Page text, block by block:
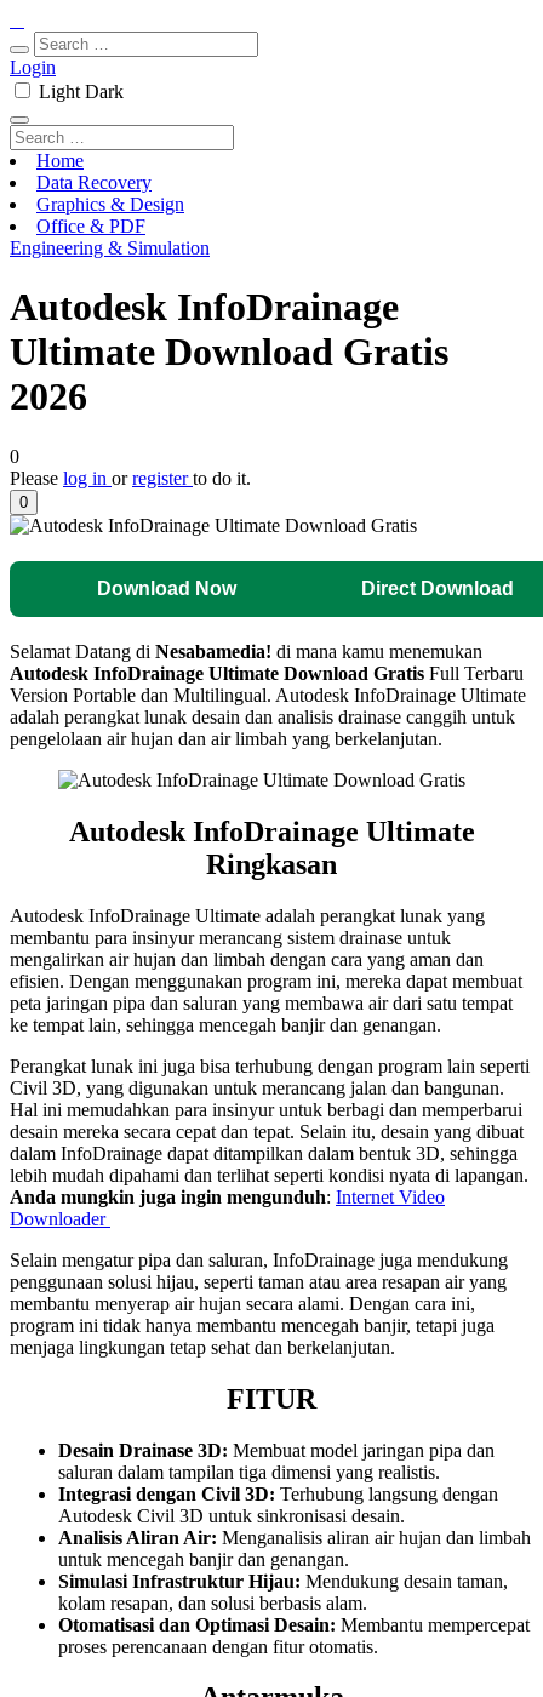
Login
Light Dark
Home
Data Recovery
Graphics & Design
Office & PDF
Engineering & Simulation
Autodesk InfoDrainage
Ultimate Download Gratis
2026
0
Please log in orregisterto do it.
0
Download Now Direct Download
Selamat Datang di Nesabamedia! di mana kamu menemukan
Autodesk InfoDrainage Ultimate Download Gratis Full Terbaru
Version Portable dan Multilingual. Autodesk InfoDrainage Ultimate
adalah perangkat lunak desain dan analisis drainase canggih untuk
pengelolaan air hujan dan air limbah yang berkelanjutan.
Autodesk InfoDrainage Ultimate
Ringkasan
Autodesk InfoDrainage Ultimate adalah perangkat lunak yang
membantu para insinyur merancang sistem drainase untuk
mengalirkan air hujan dan limbah dengan cara yang aman dan
efisien. Dengan menggunakan program ini, mereka dapat membuat
peta jaringan pipa dan saluran yang membawa air dari satu tempat
ke tempat lain, sehingga mencegah banjir dan genangan.
Perangkat lunak ini juga bisa terhubung dengan program lain seperti
Civil 3D, yang digunakan untuk merancang jalan dan bangunan.
Hal ini memudahkan para insinyur untuk berbagi dan memperbarui
desain mereka secara cepat dan tepat. Selain itu, desain yang dibuat
dalam InfoDrainage dapat ditampilkan dalam bentuk 3D, sehingga
lebih mudah dipahami dan terlihat seperti kondisi nyata di lapangan.
Anda mungkin juga ingin mengunduh: Internet Video
Downloader
Selain mengatur pipa dan saluran, InfoDrainage juga mendukung
penggunaan solusi hijau, seperti taman atau area resapan air yang
membantu menyerap air hujan secara alami. Dengan cara ini,
program ini tidak hanya membantu mencegah banjir, tetapi juga
menjaga lingkungan tetap sehat dan berkelanjutan.
FITUR
Desain Drainase 3D: Membuat model jaringan pipa dan
saluran dalam tampilan tiga dimensi yang realistis.
Integrasi dengan Civil 3D: Terhubung langsung dengan
Autodesk Civil 3D untuk sinkronisasi desain.
Analisis Aliran Air: Menganalisis aliran air hujan dan limbah
untuk mencegah banjir dan genangan.
Simulasi Infrastruktur Hijau: Mendukung desain taman,
kolam resapan, dan solusi berbasis alam.
Otomatisasi dan Optimasi Desain: Membantu mempercepat
proses perencanaan dengan fitur otomatis.